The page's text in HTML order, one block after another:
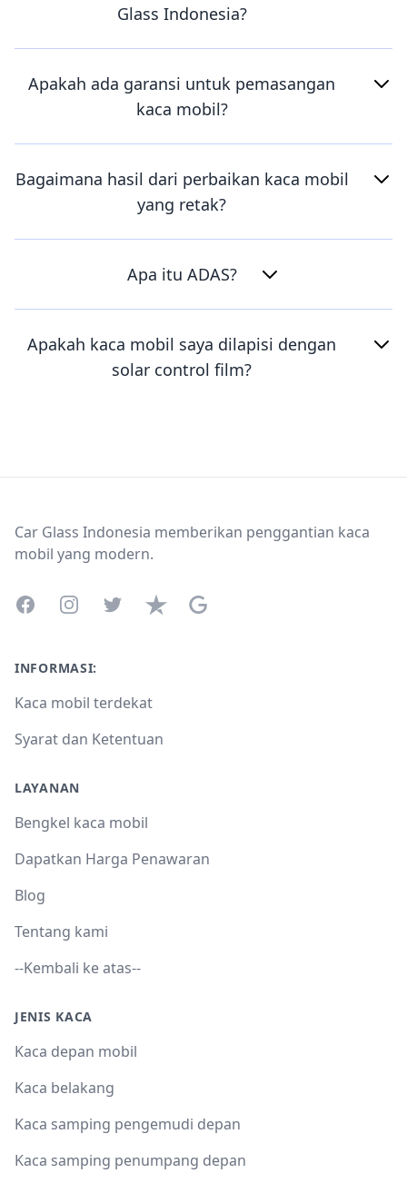
Glass Indonesia?
Apakah ada garansi untuk pemasangan
kaca mobil?
Bagaimana hasil dari perbaikan kaca mobil
yang retak?
Apa itu ADAS?
Apakah kaca mobil saya dilapisi dengan
solar control film?
Car Glass Indonesia memberikan penggantian kaca
mobil yang modern.
FacebookInstagramTwitterTrustpilotGoogle Business Profile
INFORMASI:
Kaca mobil terdekat
Syarat dan Ketentuan
LAYANAN
Bengkel kaca mobil
Dapatkan Harga Penawaran
Blog
Tentang kami
--Kembali ke atas--
JENIS KACA
Kaca depan mobil
Kaca belakang
Kaca samping pengemudi depan
Kaca samping penumpang depan